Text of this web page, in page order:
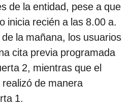
de la entidad, pese a que
inicia recién a las 8.00 a.
la mañana, los usuarios
cita previa programada
2, mientras que el
de manera
1.